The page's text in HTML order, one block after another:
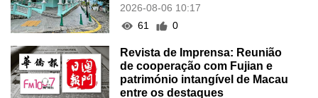
2026-08-06 10:17
61
0
Revista de Imprensa: Reunião
de cooperação com Fujian e
património intangível de Macau
entre os destaques